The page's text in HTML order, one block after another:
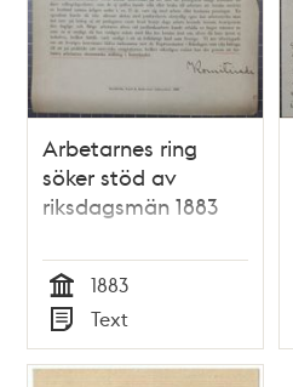
Arbetarnes ring
söker stöd av
riksdagsmän 1883
Tid
1883
Typ
Text